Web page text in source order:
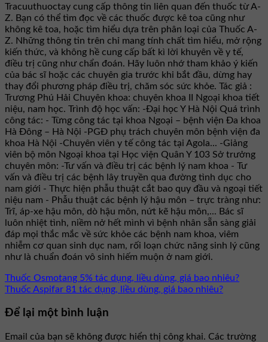
Tracuuthuoctay cung cấp thông tin liên quan đến thuốc từ A-
Z. Bạn có thể tìm đọc về các thuốc được kê toa cũng như
không kê toa, hoặc tìm hiểu dựa trên phân loại của Thuốc A-
Z. Những thông tin trên chỉ mang tính chất tìm hiểu, mở rộng
kiến thức, và không hề cung cấp bất kì lời khuyên về y tế,
điều trị cũng như chẩn đoán. Hãy luôn nhớ tham khảo ý kiến
của bác sĩ hoặc các chuyên gia trước khi bắt đầu, dừng hay
thay đổi phương pháp điều trị, chăm sóc sức khỏe. Tác giả :
Trương Phú Hải Chuyên khoa: chuyên khoa II Ngoại khoa tiết
niệu, nam học. Trình độ học vấn: -Đại học Y Hà Nội Quá trình
công tác: - Từng công tác tại khoa Ngoại – bệnh viện Đa khoa
Hà Đông – Hà Nội -PGĐ phụ trách chuyên môn bệnh viện đa
khoa Hà Nội -Chuyên viên y tế công tác tại Agola... -Giảng
viên bộ môn Ngoại khoa tại Học viện Quân Y 103 Sở trưởng
chuyên môn: -Tư vấn và điều trị các bệnh lý nam khoa - Tư
vấn và điều trị các bệnh lây truyền qua đường tình dục cho
nam giới - Thực hiện phẫu thuật cắt bao quy đầu và ngoại tiết
niệu nam - Phẫu thuật các bệnh lý hậu môn – trực tràng như:
Trĩ, áp-xe hậu môn, dò hậu môn, nứt kẽ hậu môn,... Bác sĩ
luôn nhiệt tình, niềm nở hết mình vì bệnh nhân sẵn sàng giải
đáp mọi thắc mắc về sức khỏe các bệnh nam khoa, viêm
nhiễm cơ quan sinh dục nam, rối loạn chức năng sinh lý cũng
như là chuẩn đoán vô sinh hiếm muộn ở nam giới.
Thuốc Osmotang 5% tác dụng, liều dùng, giá bao nhiêu?
Thuốc Aspifar 81 tác dụng, liều dùng, giá bao nhiêu?
Để lại một bình luận
Email của bạn sẽ không được hiển thị công khai. Các trường